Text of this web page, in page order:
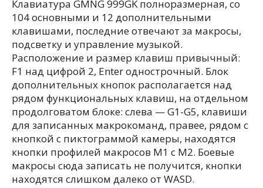
Клавиатура GMNG 999GK полноразмерная, со
104 основными и 12 дополнительными
клавишами, последние отвечают за макросы,
подсветку и управление музыкой.
Расположение и размер клавиш привычный:
F1 над цифрой 2, Enter однострочный. Блок
дополнительных кнопок располагается над
рядом функциональных клавиш, на отдельном
продолговатом блоке: слева — G1-G5, клавиши
для записанных макрокоманд, правее, рядом с
кнопкой с пиктограммой камеры, находятся
кнопки профилей макросов M1 с M2. Боевые
макросы сюда записать не получится, кнопки
находятся слишком далеко от WASD.